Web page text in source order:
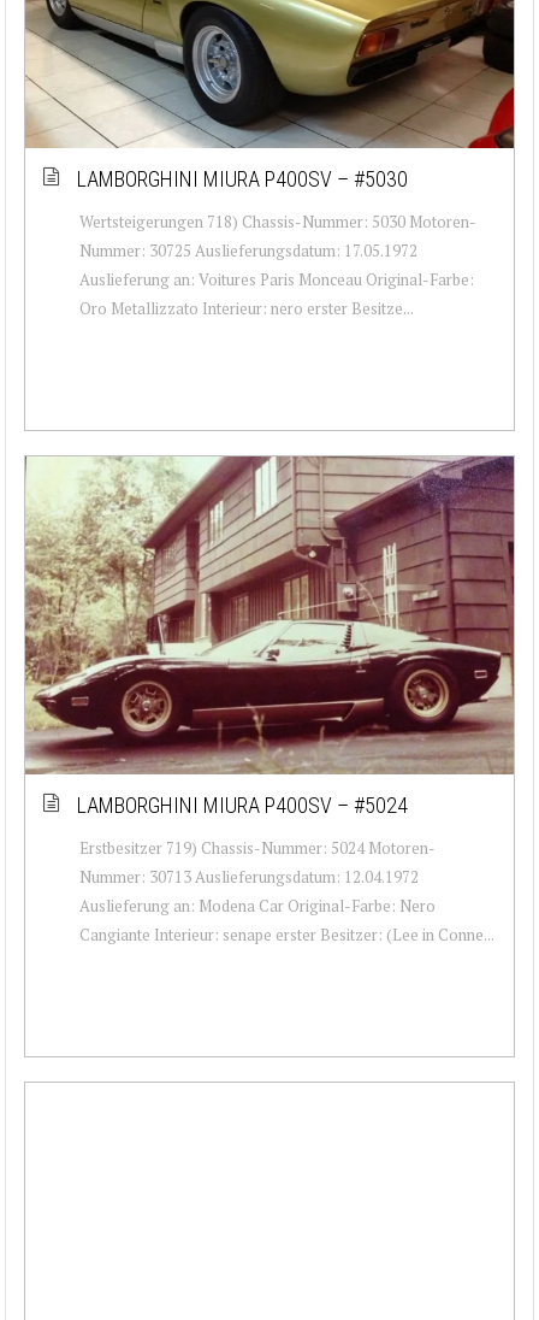
LAMBORGHINI MIURA P400SV – #5030
Wertsteigerungen 718) Chassis-Nummer: 5030 Motoren-
Nummer: 30725 Auslieferungsdatum: 17.05.1972
Auslieferung an: Voitures Paris Monceau Original-Farbe:
Oro Metallizzato Interieur: nero erster Besitze...
LAMBORGHINI MIURA P400SV – #5024
Erstbesitzer 719) Chassis-Nummer: 5024 Motoren-
Nummer: 30713 Auslieferungsdatum: 12.04.1972
Auslieferung an: Modena Car Original-Farbe: Nero
Cangiante Interieur: senape erster Besitzer: (Lee in Conne...